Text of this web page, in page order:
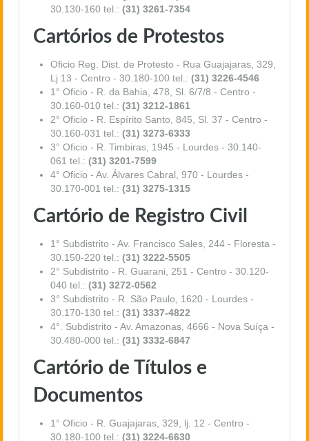
30.130-160 tel.: (31) 3261-7354
Cartórios de Protestos
Oficio Reg. Dist. de Protesto - Rua Guajajaras, 329,
Lj 13 - Centro - 30.180-100 tel.: (31) 3226-4546
1° Oficio - R. da Bahia, 478, Sl. 6/7/8 - Centro -
30.160-010 tel.: (31) 3212-1861
2° Oficio - R. Espírito Santo, 845, Sl. 37 - Centro -
30.160-031 tel.: (31) 3273-6333
3° Oficio - R. Timbiras, 1945 - Lourdes - 30.140-
061 tel.: (31) 3201-7599
4° Oficio - Av. Álvares Cabral, 970 - Lourdes -
30.170-001 tel.: (31) 3275-1315
Cartório de Registro Civil
1° Subdistrito - Av. Francisco Sales, 244 - Floresta -
30.150-220 tel.: (31) 3222-5505
2° Subdistrito - R. Guarani, 251 - Centro - 30.120-
040 tel.: (31) 3272-0562
3° Subdistrito - R. São Paulo, 1620 - Lourdes -
30.170-130 tel.: (31) 3337-4822
4°. Subdistrito - Av. Amazonas, 4666 - Nova Suíça -
30.480-000 tel.: (31) 3332-6847
Cartório de Títulos e
Documentos
1° Oficio - R. Guajajaras, 329, lj. 12 - Centro -
30.180-100 tel.: (31) 3224-6630